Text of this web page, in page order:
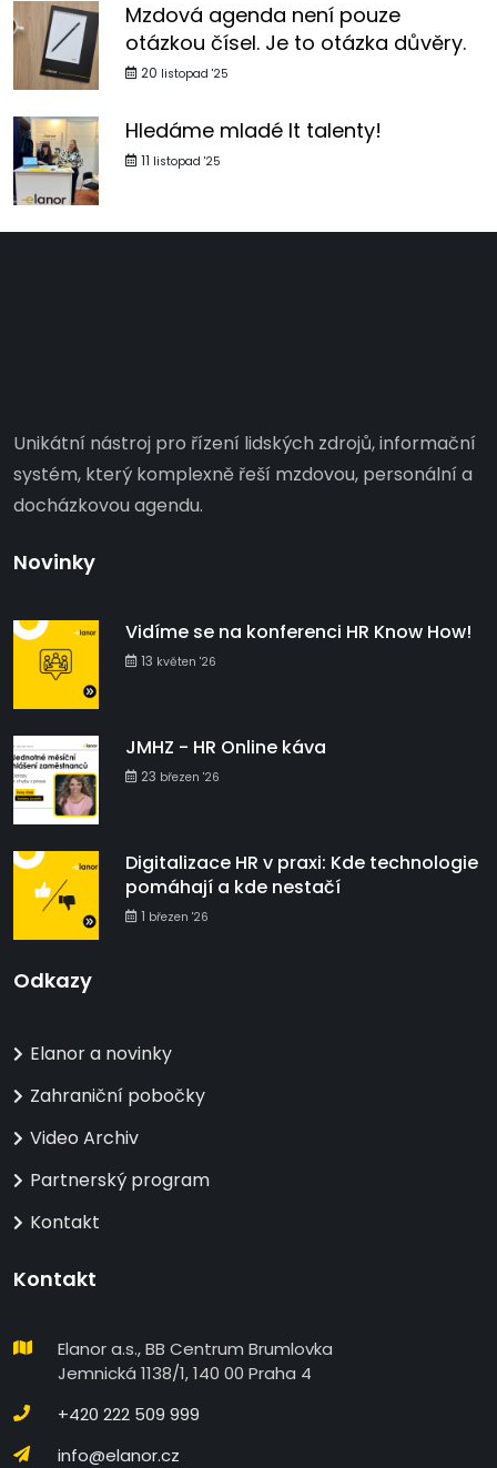
Mzdová agenda není pouze
otázkou čísel. Je to otázka důvěry.
20 listopad '25
Hledáme mladé It talenty!
11 listopad '25
Unikátní nástroj pro řízení lidských zdrojů, informační
systém, který komplexně řeší mzdovou, personální a
docházkovou agendu.
Novinky
Vidíme se na konferenci HR Know How!
13 květen '26
JMHZ - HR Online káva
23 březen '26
Digitalizace HR v praxi: Kde technologie
pomáhají a kde nestačí
1 březen '26
Odkazy
Elanor a novinky
Zahraniční pobočky
Video Archiv
Partnerský program
Kontakt
Kontakt
Elanor a.s., BB Centrum Brumlovka
Jemnická 1138/1, 140 00 Praha 4
+420 222 509 999
info@elanor.cz